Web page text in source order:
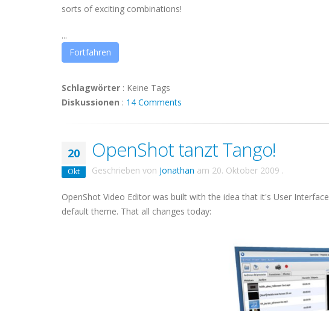
sorts of exciting combinations!
...
Fortfahren
Schlagwörter : Keine Tags
Diskussionen : 14 Comments
20
Okt
OpenShot tanzt Tango!
Geschrieben von Jonathan am 20. Oktober 2009 .
OpenShot Video Editor was built with the idea that it's User
default theme. That all changes today: